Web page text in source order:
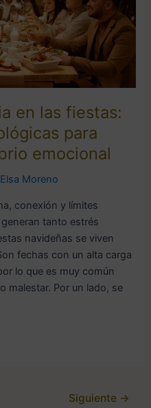
en las fiestas:
para
emocional
Elsa Moreno
conexión y límites
tanto estrés
navideñas se viven
fechas con un alta carga
lo que es muy común
malestar. Por un lado, se
Siguiente →